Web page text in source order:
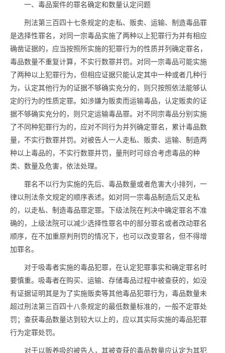
一、 毒品案件的罪名确定和数量认定问题
刑法第三百四十七条规定的走私、贩卖、运输、制造毒品罪
是选择性罪名，对同一宗毒品实施了两种以上犯罪行为并有相应
确凿证据的，应当按照所实施的犯罪行为的性质并列确定罪名，
毒品数量不重复计算，不实行数罪并罚。对同一宗毒品可能实施
了两种以上犯罪行为，但相应证据只能认定其中一种或者几种行
为，认定其他行为的证据不够确实充分的，则只按照依法能够认
定的行为的性质定罪。如涉嫌为贩卖而运输毒品，认定贩卖的证
据不够确实充分的，则只定运输毒品罪。对不同宗毒品分别实施
了不同种犯罪行为的，应对不同行为并列确定罪名，累计毒品数
量，不实行数罪并罚。对被告人一人走私、贩卖、运输、制造两
种以上毒品的，不实行数罪并罚，量刑时可综合考虑毒品的种
类、数量及危害，依法处理。
罪名不以行为实施的先后、 毒品数量或者危害大小排列，一
律以刑法条文规定的顺序表述。如对同一宗毒品制造后又走私
的，以走私、制造毒品罪定罪。下级法院在判决中确定罪名不准
确的，上级法院可以减少选择性罪名中的部分罪名或者改动罪名
顺序，在不加重原判刑罚的情况下，也可以改变罪名，但不得增
加罪名。
对于吸毒者实施的毒品犯罪，在认定犯罪事实和确定罪名时
要慎重。吸毒者在购买、运输、存储毒品过程中被查获的，如没
有证据证明其是为了实施贩卖等其他毒品犯罪行为， 毒品数量未
超过刑法第三百四十八条规定的最低数量标准的，一般不定罪处
罚；查获毒品数量达到较大以上的，应以其实际实施的毒品犯罪
行为定罪处罚。
对于以贩养吸的被告人，其被查获的毒品数量应认定为其犯